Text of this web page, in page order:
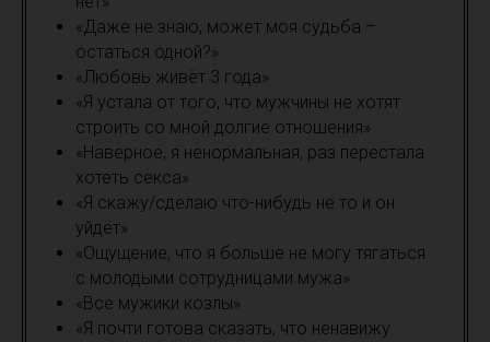
«Даже не знаю, может моя судьба –
остаться одной?»
«Любовь живёт 3 года»
«Я устала от того, что мужчины не хотят
строить со мной долгие отношения»
«Наверное, я ненормальная, раз перестала
хотеть секса»
«Я скажу/сделаю что-нибудь не то и он
уйдёт»
«Ощущение, что я больше не могу тягаться
с молодыми сотрудницами мужа»
«Все мужики козлы»
«Я почти готова сказать, что ненавижу